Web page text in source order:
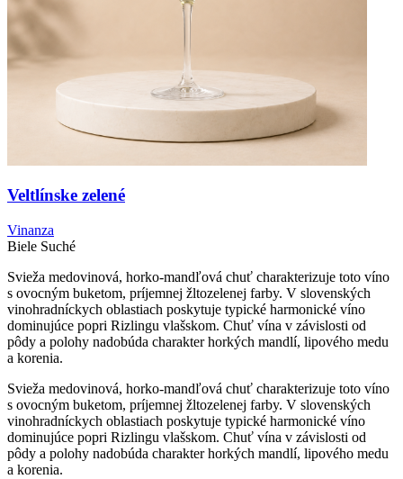
Veltlínske zelené
Vinanza
Biele Suché
Svieža medovinová, horko-mandľová chuť charakterizuje toto víno
s ovocným buketom, príjemnej žltozelenej farby. V slovenských
vinohradníckych oblastiach poskytuje typické harmonické víno
dominujúce popri Rizlingu vlašskom. Chuť vína v závislosti od
pôdy a polohy nadobúda charakter horkých mandlí, lipového medu
a korenia.
Svieža medovinová, horko-mandľová chuť charakterizuje toto víno
s ovocným buketom, príjemnej žltozelenej farby. V slovenských
vinohradníckych oblastiach poskytuje typické harmonické víno
dominujúce popri Rizlingu vlašskom. Chuť vína v závislosti od
pôdy a polohy nadobúda charakter horkých mandlí, lipového medu
a korenia.